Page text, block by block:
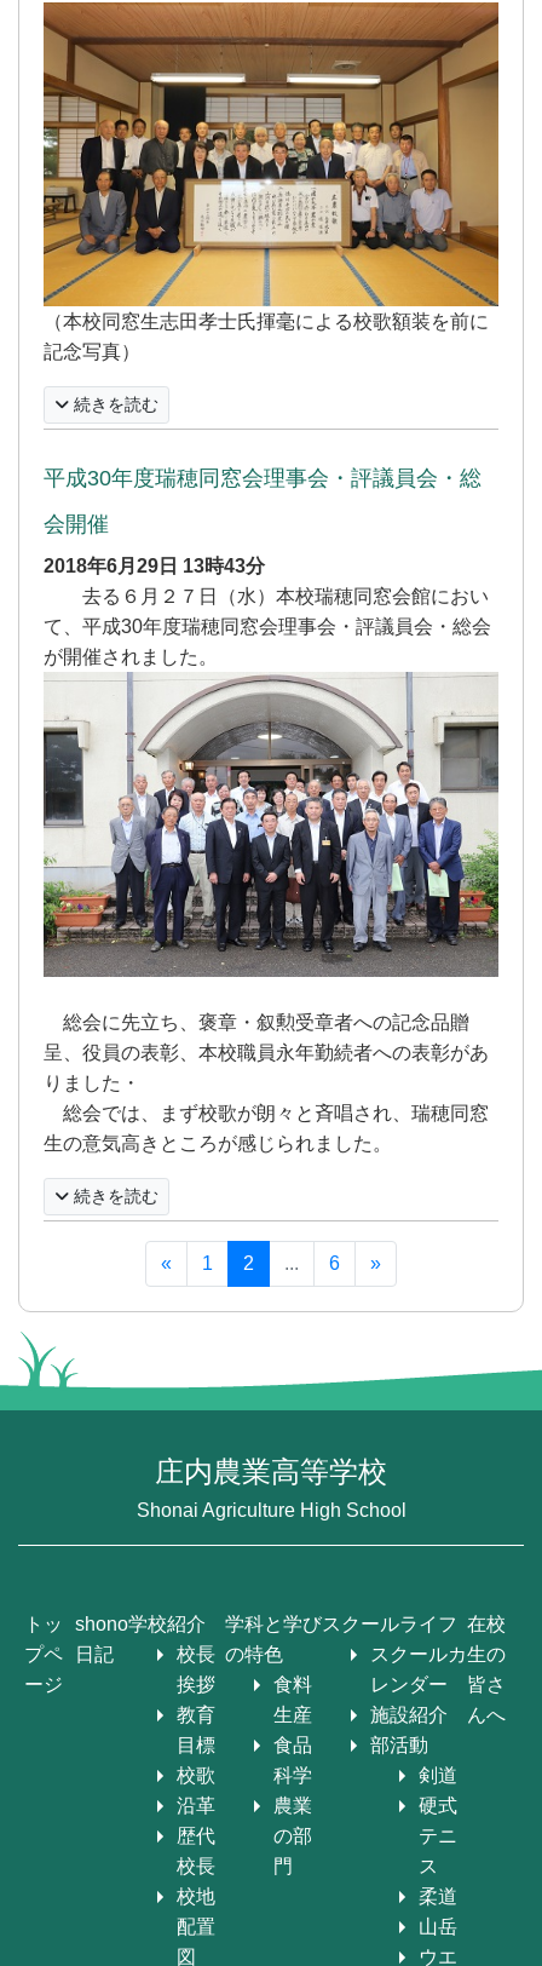
（本校同窓生志田孝士氏揮毫による校歌額装を前に
記念写真）
続きを読む
平成30年度瑞穂同窓会理事会・評議員会・総
会開催
2018年6月29日 13時43分
去る６月２７日（水）本校瑞穂同窓会館におい
て、平成30年度瑞穂同窓会理事会・評議員会・総会
が開催されました。
総会に先立ち、褒章・叙勲受章者への記念品贈
呈、役員の表彰、本校職員永年勤続者への表彰があ
りました・
総会では、まず校歌が朗々と斉唱され、瑞穂同窓
生の意気高きところが感じられました。
続きを読む
« 1 2 ... 6 »
庄内農業高等学校
Shonai Agriculture High School
トッ
プペ
ージ
shono
日記
学校紹介
校長
挨拶
教育
目標
校歌
沿革
歴代
校長
校地
配置
図
学科と学び
の特色
食料
生産
食品
科学
農業
の部
門
スクールライフ
スクールカ
レンダー
施設紹介
部活動
剣道
硬式
テニ
ス
柔道
山岳
ウエ
在校
生の
皆さ
んへ